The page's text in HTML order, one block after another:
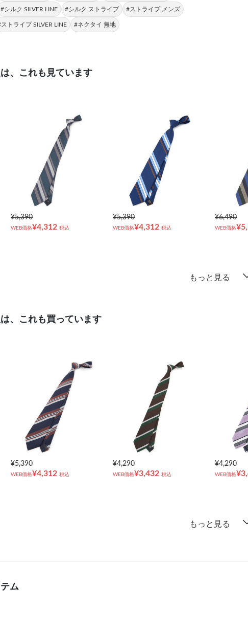
#シルク SILVER LINE #シルク ストライプ #ストライプ メンズ
トライプ SILVER LINE #ネクタイ 無地
、これも見ています
¥5,390
WEB価格¥4,312 税込
¥5,390
WEB価格¥4,312 税込
¥6,490
WEB価格
もっと見る
、これも買っています
¥5,390
WEB価格¥4,312 税込
¥4,290
WEB価格¥3,432 税込
¥4,290
WEB価格
もっと見る
ム